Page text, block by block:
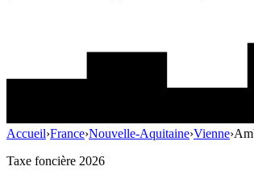
Accueil›France›Nouvelle-Aquitaine›Vienne›
Taxe foncière 2026